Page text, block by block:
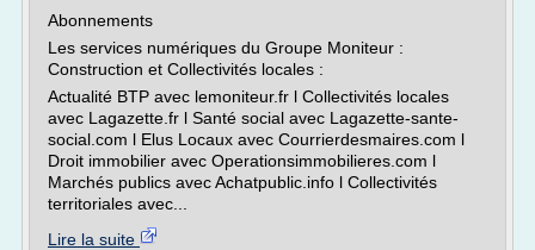
Abonnements
Les services numériques du Groupe Moniteur :
Construction et Collectivités locales :
Actualité BTP avec lemoniteur.fr l Collectivités locales
avec Lagazette.fr l Santé social avec Lagazette-sante-
social.com l Elus Locaux avec Courrierdesmaires.com l
Droit immobilier avec Operationsimmobilieres.com l
Marchés publics avec Achatpublic.info l Collectivités
territoriales avec...
Lire la suite